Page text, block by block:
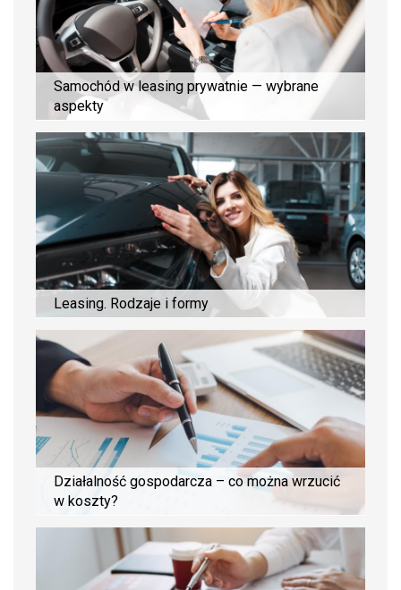
Samochód w leasing prywatnie — wybrane
aspekty
Leasing. Rodzaje i formy
Działalność gospodarcza – co można wrzucić
w koszty?